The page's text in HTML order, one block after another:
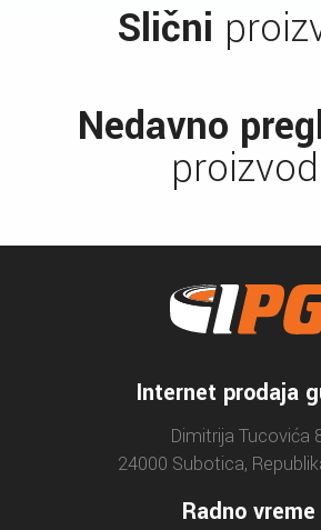
Slični
Nedavno
Internet prodaja
Dimitrija Tucovića
24000 Subotica,
Radno vreme